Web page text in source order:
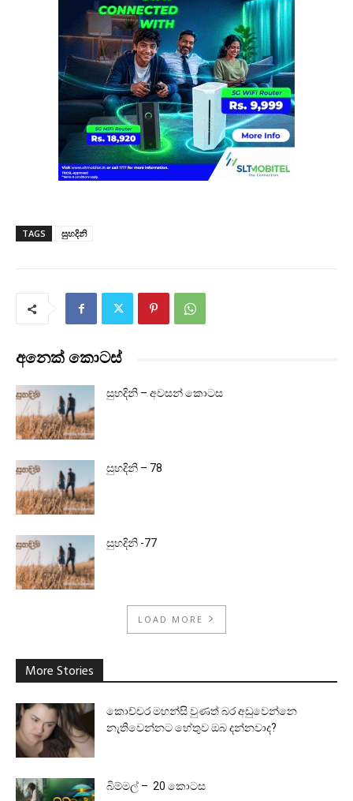
TAGS සුහදිනි
අනෙක් කොටස්
සුහදිනි – අවසන් කොටස
සුහදිනි – 78
සුහදිනි -77
LOAD MORE
More Stories
කොච්චර මහන්සි වුණත් බර අඩුවෙන්නෙ
නැතිවෙන්නට හේතුව ඔබ දන්නවාද?
බිම්මල් – 20 කොටස